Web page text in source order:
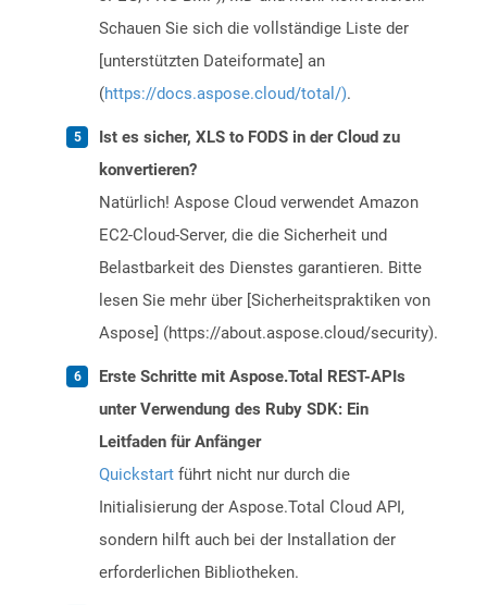
Schauen Sie sich die vollständige Liste der
[unterstützten Dateiformate] an
(https://docs.aspose.cloud/total/).
Ist es sicher, XLS to FODS in der Cloud zu
konvertieren?
Natürlich! Aspose Cloud verwendet Amazon
EC2-Cloud-Server, die die Sicherheit und
Belastbarkeit des Dienstes garantieren. Bitte
lesen Sie mehr über [Sicherheitspraktiken von
Aspose] (https://about.aspose.cloud/security).
Erste Schritte mit Aspose.Total REST-APIs
unter Verwendung des Ruby SDK: Ein
Leitfaden für Anfänger
Quickstart führt nicht nur durch die
Initialisierung der Aspose.Total Cloud API,
sondern hilft auch bei der Installation der
erforderlichen Bibliotheken.